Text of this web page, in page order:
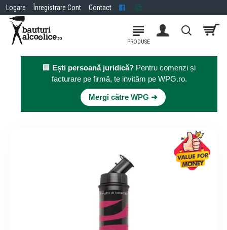
Logare Înregistrare Cont Contact
🏢 Ești persoană juridică? Pentru comenzi și
facturare pe firmă, te invităm pe WPG.ro.
Mergi către WPG ➜